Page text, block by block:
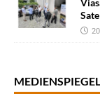
MEDIENSPIEGEL